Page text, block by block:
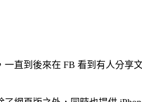
直到後來在 FB 看到有人分